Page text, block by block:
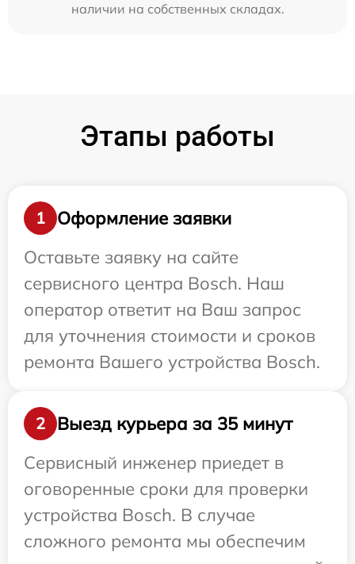
наличии на собственных складах.
Этапы работы
1
Оформление заявки
Оставьте заявку на сайте
сервисного центра Bosch. Наш
оператор ответит на Ваш запрос
для уточнения стоимости и сроков
ремонта Вашего устройства Bosch.
2
Выезд курьера за 35 минут
Сервисный инженер приедет в
оговоренные сроки для проверки
устройства Bosch. В случае
сложного ремонта мы обеспечим